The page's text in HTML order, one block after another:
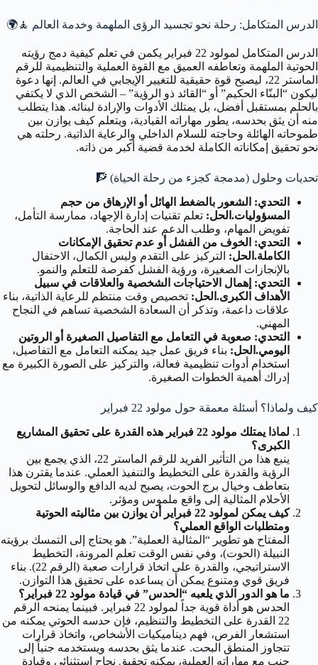
الدرس المتكامل: رحلة نحو تجسيد الرؤى الملهمة وخدمة العالم 🧘🌍
الدرس المتكامل لمولود 22 فبراير يكمن في
تعلم كيفية دمج رؤيته
الحوتية الملهمة وتعاطفه العميق مع القوة العملية والتنظيمية للرقم
الماستر 22، ليصبح قوة حقيقية للتغيير الإيجابي في العالم
. إنها دعوة
ليكون “البنّاء الحكيم” أو “القائد ذو الرؤية” – الشخص الذي لا يكتفي
بالحلم بمستقبل أفضل، بل يمتلك الأدوات والإرادة لبنائه. هذا يتطلب
منه أن يثق بحدسه، يطور مهاراته القيادية، ويتعلم كيف يوازن بين
طموحاته الهائلة وحاجته للسلام الداخلي والرعاية الذاتية. رحلته هي
نحو تحقيق إمكاناته الكاملة لخدمة قضية أكبر من ذاته.
تحديات وحلول (مدمجة كجزء من رحلة الحياة) 🧗
التحدي: الشعور بالضغط الهائل أو الإرهاق من حجم
المسؤوليات. الحل: تعلم تقنيات إدارة الإجهاد، ممارسة التأمل،
تفويض المهام، وطلب الدعم عند الحاجة.
التحدي: الخوف من الفشل أو عدم تحقيق الإمكانات
الكاملة. الحل: التركيز على التقدم وليس الكمال، الاحتفال
بالإنجازات الصغيرة، ورؤية الفشل كفرصة للتعلم والنمو.
التحدي: إهمال الاحتياجات الشخصية والعلاقات في سبيل
الأهداف الكبرى. الحل: تخصيص وقت منتظم للرعاية الذاتية، بناء
علاقات داعمة، وتذكر أن السعادة الشخصية تساهم في النجاح
المهني.
التحدي: صعوبة في التعامل مع التفاصيل الصغيرة أو الروتين
اليومي. الحل: بناء فريق عمل جيد يمكنه التعامل مع التفاصيل،
استخدام أدوات تنظيمية فعالة، والتركيز على الصورة الكبيرة مع
إدراك أهمية الخطوات الصغيرة.
كيف ولماذا؟ أسئلة معمقة حول مولود 22 فبراير
لماذا يمتلك مولود 22 فبراير هذه القدرة على تحقيق المشاريع
الكبرى؟
ينبع هذا من التأثير الفريد للرقم الماستر 22، الذي يجمع بين
الرؤية والقدرة على التخطيط والتنفيذ العملي. عندما يقترن هذا
بتعاطف وخيال برج الحوت، يصبح لديه الدافع والوسائل لتحويل
الأحلام المثالية إلى واقع ملموس ومؤثر.
كيف يمكن لمولود 22 فبراير أن يوازن بين مثاليته الحوتية
ومتطلبات الواقع العملي؟
المفتاح هو تطوير “المثالية العملية”. هو يحتاج إلى التمسك برؤيته
النبيلة (الحوت)، وفي نفس الوقت تعلم المرونة، التخطيط
الاستراتيجي، والقدرة على اتخاذ قرارات صعبة (الرقم 22). بناء
فريق قوي ومتنوع يمكن أن يساعده على تحقيق هذا التوازن.
ما هو الدور الذي يلعبه “الحدس” في قيادة مولود 22 فبراير؟
الحدس هو أداة قوية جداً لمولود 22 فبراير. فبينما يمنحه الرقم
22 القدرة على التخطيط والتنظيم، فإن حدسه الحوتي يمكنه من
استشعار الفرص، فهم ديناميكيات الأشخاص، واتخاذ قرارات
تتجاوز المنطق البحت. عندما يثق بحدسه ويستخدمه جنباً إلى
جنب مع مهاراته العملية، يمكنه تحقيق نجاح استثنائي وقيادة